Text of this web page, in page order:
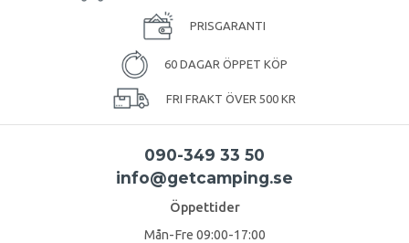
PRISGARANTI
60 DAGAR ÖPPET KÖP
FRI FRAKT ÖVER 500 KR
090-349 33 50
info@getcamping.se
Öppettider
Mån-Fre 09:00-17:00